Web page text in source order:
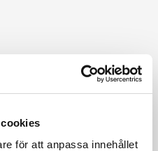
för att anpassa innehållet